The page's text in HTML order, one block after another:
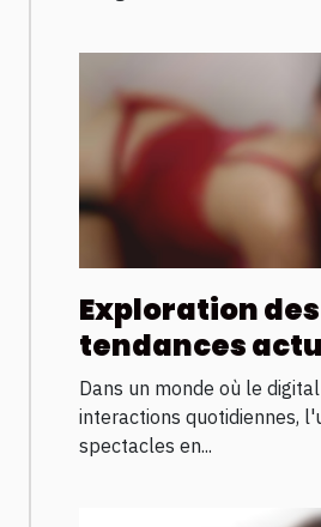
Exploration des
tendances
dans les shows
sur internet
Dans un monde où le
interactions quotidiennes,
spectacles en...